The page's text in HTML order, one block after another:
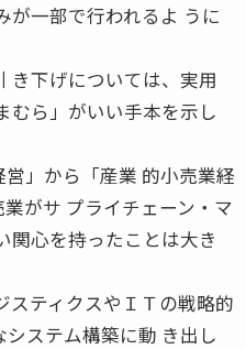
が一部で行われるよ うに
き下げについては、実用
むら」がいい手本を示し
営」から「産業 的小売業経
がサ プライチェーン・マ
関心を持ったことは大き
スティクスやＩＴの戦略的
ステム構築に動 き出し